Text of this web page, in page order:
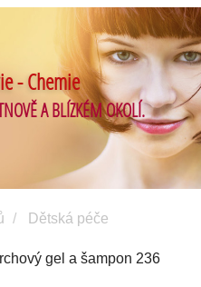
- Chemie
A BLÍZKÉM OKOLÍ.
Dětská péče
gel a šampon 236